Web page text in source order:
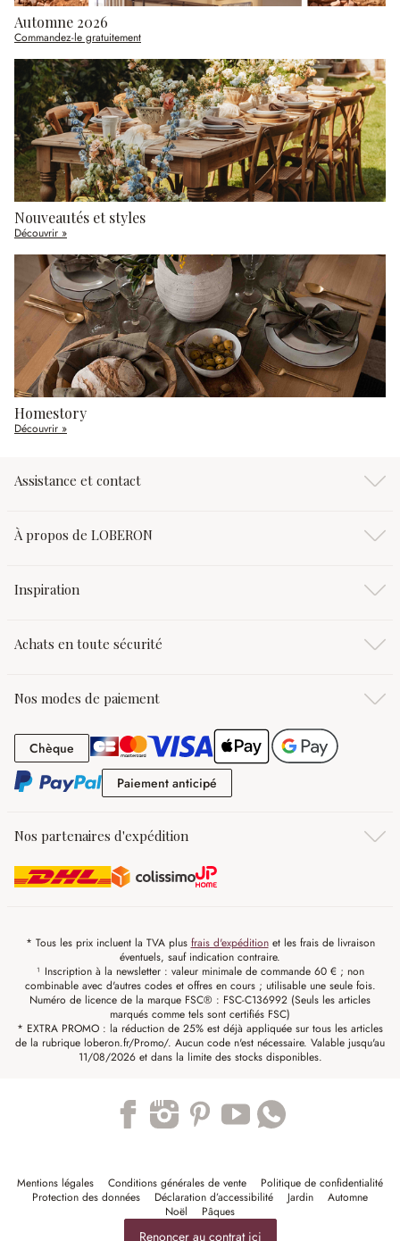
Automne 2026
Commandez-le gratuitement
Nouveautés et styles
Découvrir »
Homestory
Découvrir »
Assistance et contact
À propos de LOBERON
Inspiration
Achats en toute sécurité
Nos modes de paiement
Chèque Chèque
Paiement anticipé
Nos partenaires d'expédition
* Tous les prix incluent la TVA plus frais d'expéditionet les frais de livraison
éventuels, sauf indication contraire.
¹ Inscription à la newsletter : valeur minimale de commande 60 € ; non
combinable avec d'autres codes et offres en cours ; utilisable une seule fois.
Numéro de licence de la marque FSC® : FSC-C136992 (Seuls les articles
marqués comme tels sont certifiés FSC)
* EXTRA PROMO : la réduction de 25% est déjà appliquée sur tous les articles
de la rubrique loberon.fr/Promo/. Aucun code n'est nécessaire. Valable jusqu'au
11/08/2026 et dans la limite des stocks disponibles.
Mentions légales Conditions générales de vente
Politique de confidentialité
Protection des données
Déclaration d’accessibilité Jardin
Automne
Noël
Pâques
Renoncer au contrat ici